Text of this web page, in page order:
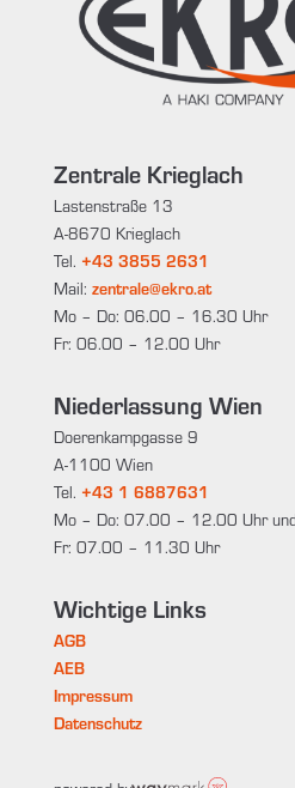
Zentrale Krieglach
Lastenstraße 13
A-8670 Krieglach
Tel. +43 3855 2631
Mail: zentrale@ekro.at
Mo – Do: 06.00 – 16.30 Uhr
Fr: 06.00 – 12.00 Uhr
Niederlassung Wien
Doerenkampgasse 9
A-1100 Wien
Tel. +43 1 6887631
Mo – Do: 07.00 – 12.00 Uhr
Fr: 07.00 – 11.30 Uhr
Wichtige Links
AGB
AEB
Impressum
Datenschutz